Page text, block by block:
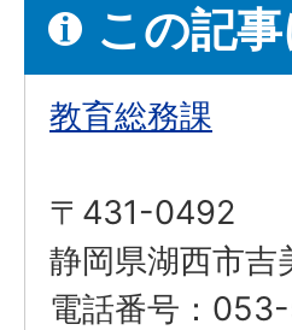
この記
教育総務課
〒431-0492
静岡県湖西市
電話番号：